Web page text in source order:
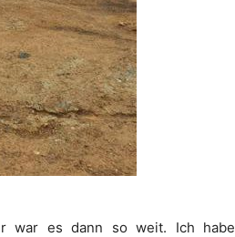
war es dann so weit. Ich habe